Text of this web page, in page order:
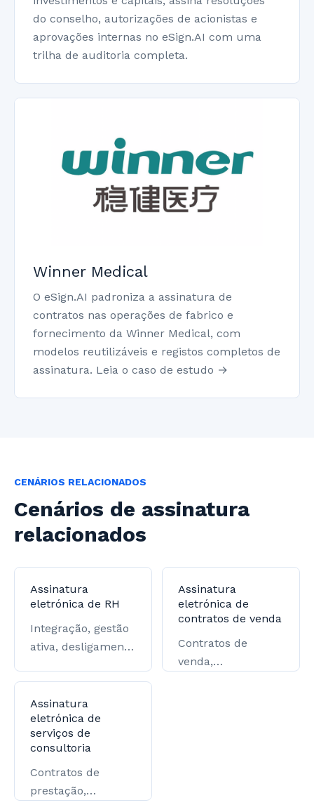
do conselho, autorizações de acionistas e
aprovações internas no eSign.AI com uma
trilha de auditoria completa.
Winner Medical
O eSign.AI padroniza a assinatura de
contratos nas operações de fabrico e
fornecimento da Winner Medical, com
modelos reutilizáveis e registos completos de
assinatura. Leia o caso de estudo →
CENÁRIOS RELACIONADOS
Cenários de assinatura
relacionados
Assinatura
eletrónica de RH
Integração, gestão
ativa, desligamento
governamental.
Assinatura
eletrónica de
contratos de venda
Contratos de
venda,
Assinatura
eletrónica de
serviços de
consultoria
Contratos de
prestação,